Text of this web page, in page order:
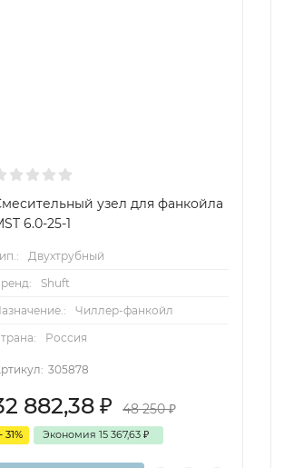
узел для фанкойла
6.0-25-1
Двухтрубный
Shuft
Чиллер-фанкойл
Россия
305878
882,38₽ 48 250₽
- 31% Экономия15 367,63₽